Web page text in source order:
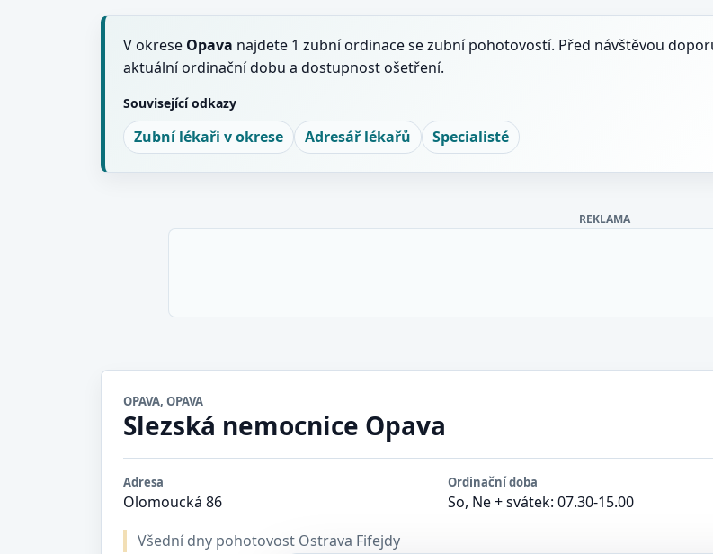
V okrese Opava najdete 1 zubní ordinace se zubní pohotovostí. Před návštěvou
aktuální ordinační dobu a dostupnost ošetření.
Související odkazy
Zubní lékaři v okrese Adresář lékařů Specialisté
REKLAMA
OPAVA, OPAVA
Slezská nemocnice Opava
Adresa
Olomoucká 86
Ordinační doba
So, Ne + svátek: 07.30-15.00
Všední dny pohotovost Ostrava Fifejdy